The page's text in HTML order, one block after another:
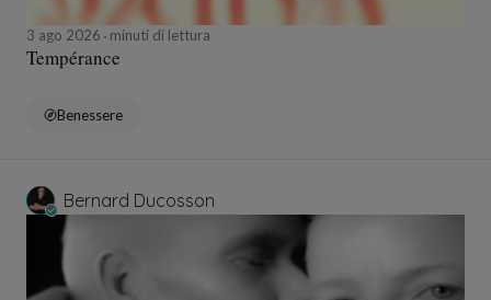
3 ago 2026 minuti di lettura
Tempérance
Benessere
Bernard Ducosson